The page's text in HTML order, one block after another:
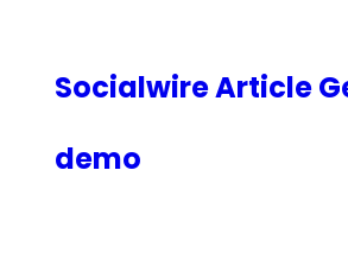
Socialwire Article
demo